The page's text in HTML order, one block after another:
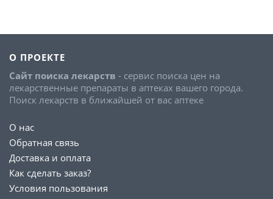
О ПРОЕКТЕ
Сайт поиска лекарств - сервис поиска цен на
лекарственные препараты в аптеках вашего города.
Поиск лекарств в ближайшей от вас аптеке
О нас
Обратная связь
Доставка и оплата
Как сделать заказ?
Условия пользования